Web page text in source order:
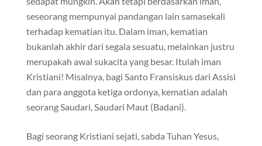
seseorang mempunyai pandangan lain samasekali
terhadap kematian itu. Dalam iman, kematian
bukanlah akhir dari segala sesuatu, melainkan justru
merupakah awal sukacita yang besar. Itulah iman
Kristiani! Misalnya, bagi Santo Fransiskus dari Assisi
dan para anggota ketiga ordonya, kematian adalah
seorang Saudari, Saudari Maut (Badani).
Bagi seorang Kristiani sejati, sabda Tuhan Yesus,